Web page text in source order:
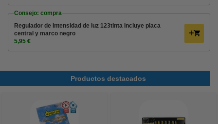
Consejo: compra
Regulador de intensidad de luz 123tinta incluye placa
central y marco negro
5,95 €
Productos destacados